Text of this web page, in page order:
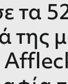
τα
της